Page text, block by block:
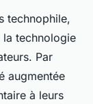
technophile,
la technologie
Par
augmentée
à leurs